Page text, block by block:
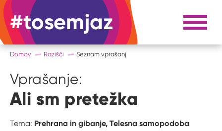
#tosemjaz #to sem jaz Razpri
Domov Razišči Seznam vprašanj
Vprašanje:
Ali sm pretežka
Tema: Prehrana in gibanje, Telesna samopodoba